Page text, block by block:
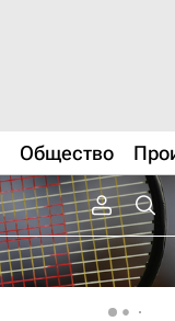
Общество